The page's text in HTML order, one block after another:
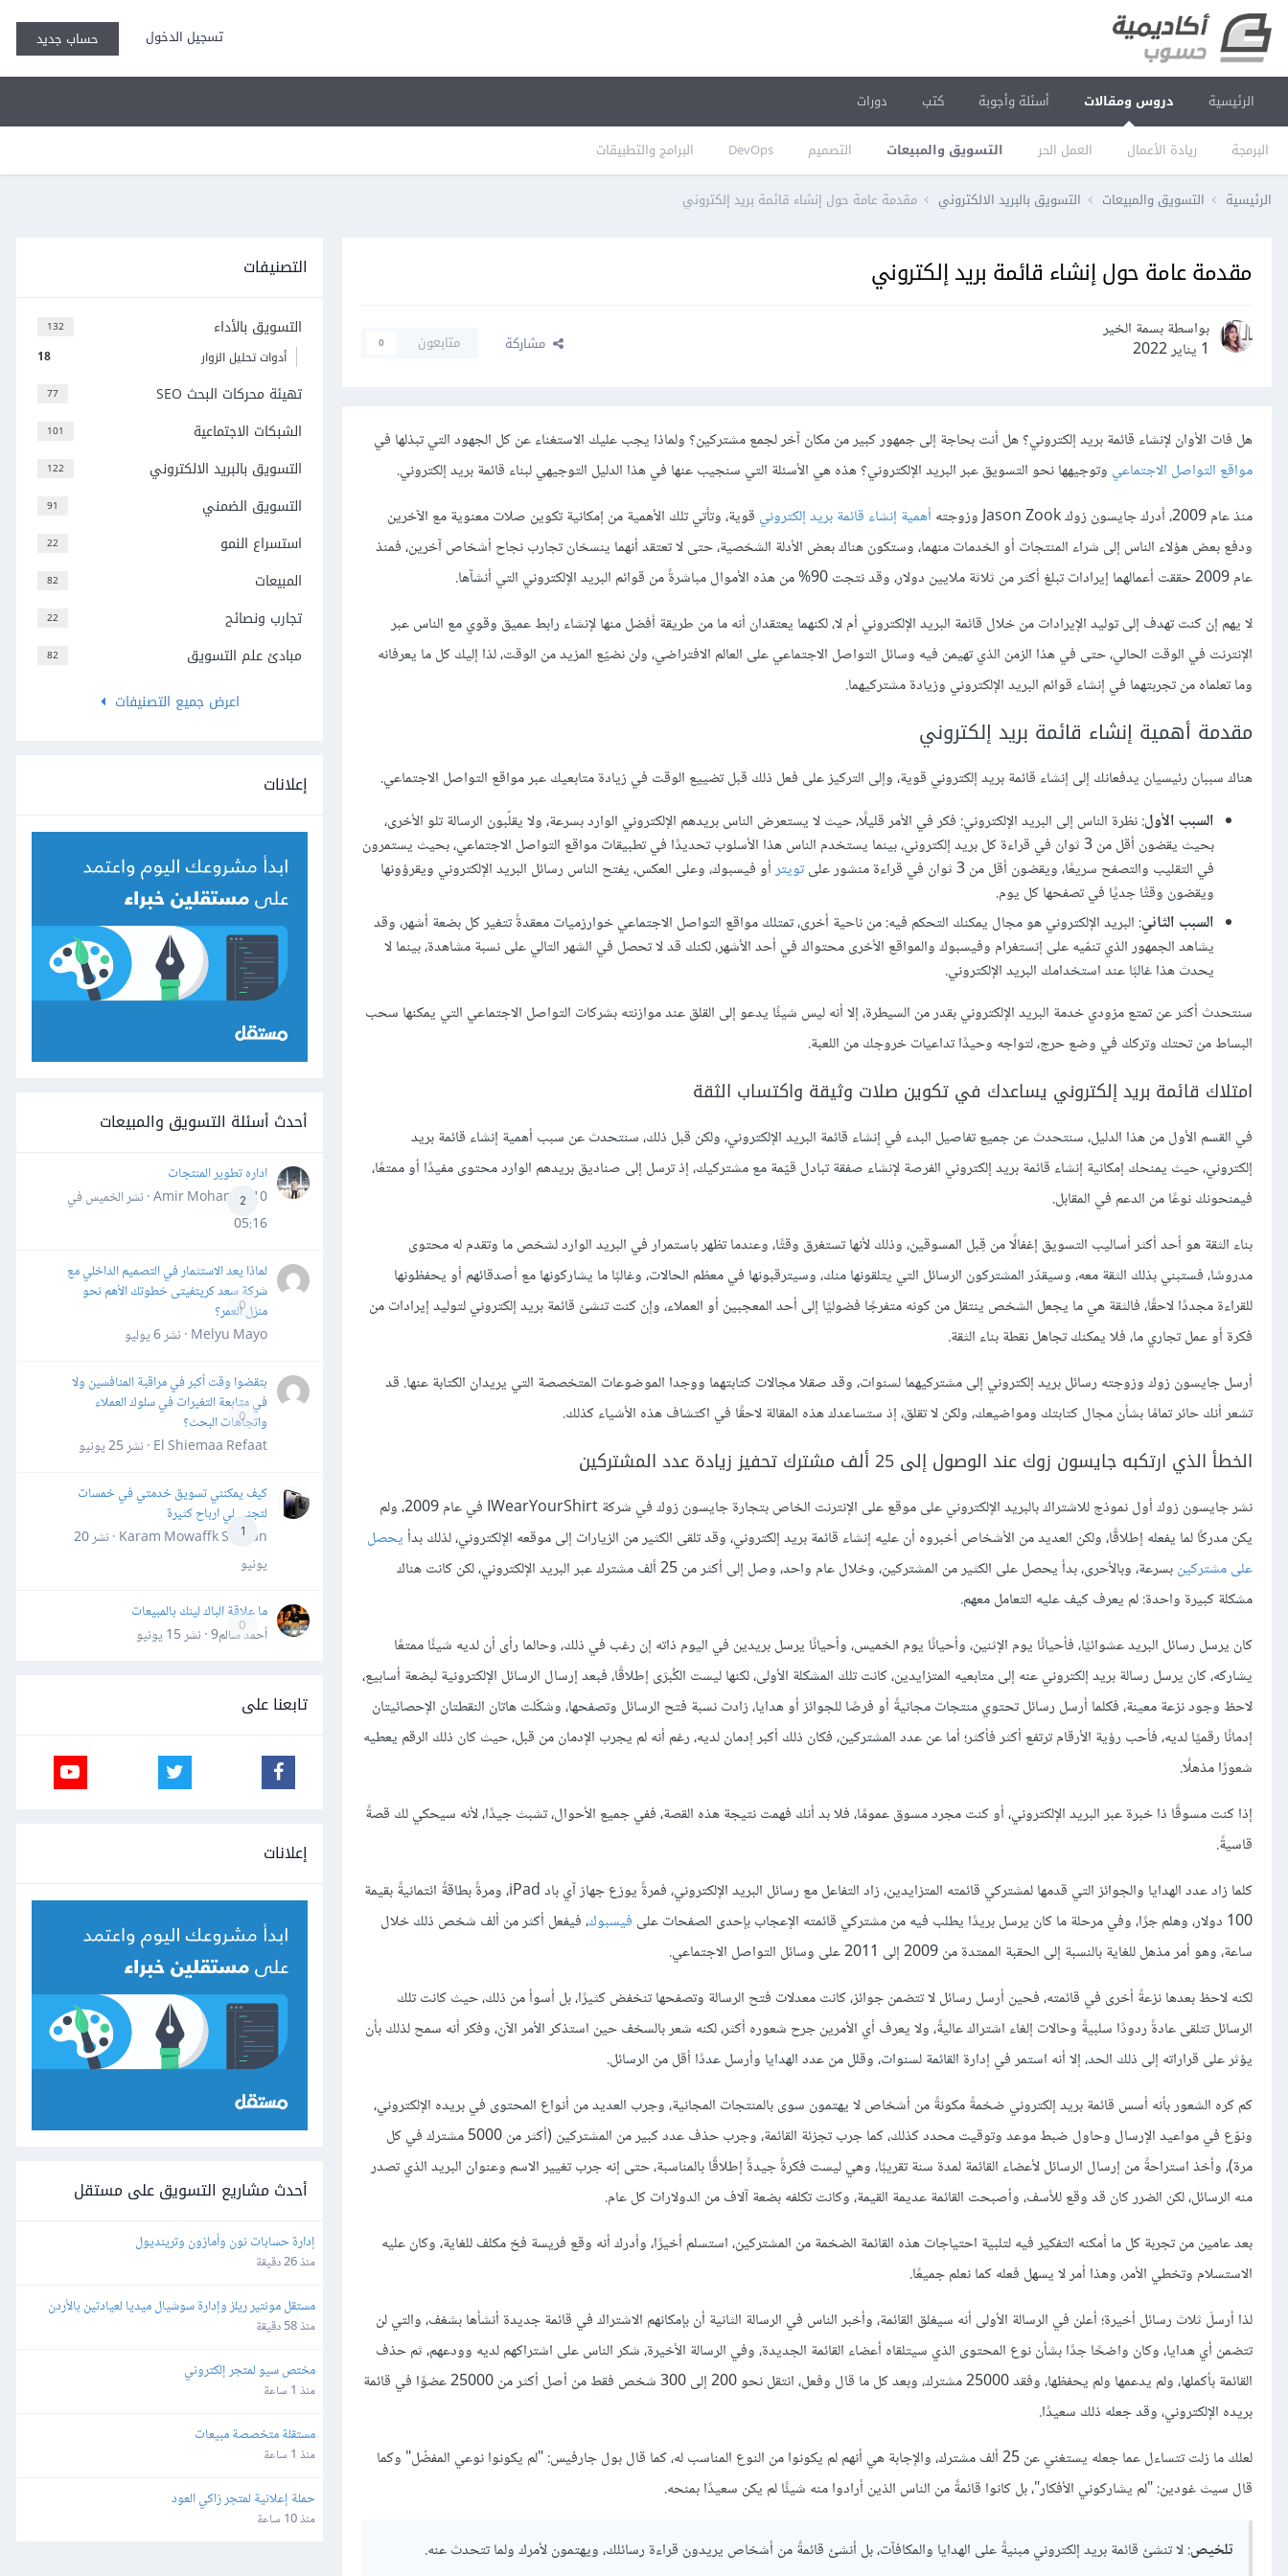
تسجيل الدخول حساب جديد
الرئيسية دروس ومقالات
البرمجة ريادة الأعمال العمل الحر التسويق والمبيعات التصميم DevOps البرامج والتطبيقات
أسئلة وأجوبة كتب دورات
الرئيسية التسويق والمبيعات التسويق بالبريد الالكتروني مقدمة عامة حول إنشاء قائمة بريد إلكتروني
مقدمة عامة حول إنشاء قائمة بريد إلكتروني
بواسطة بسمة الخير
1 يناير 2022
مشاركة متابعون 0
هل فات الأوان لإنشاء قائمة بريد إلكتروني؟ هل أنت بحاجة إلى جمهور كبير من مكان آخر لجمع مشتركين؟ ولماذا يجب عليك الاستغناء عن كل الجهود التي تبذلها في
مواقع التواصل الاجتماعي وتوجيهها نحو التسويق عبر البريد الإلكتروني؟ هذه هي الأسئلة التي سنجيب عنها في هذا الدليل التوجيهي لبناء قائمة بريد إلكتروني.
منذ عام 2009، أدرك جايسون زوك Jason Zook وزوجته
أهمية إنشاء قائمة بريد إلكتروني قوية، وتأتي تلك الأهمية من إمكانية تكوين صلات معنوية مع الآخرين
ودفع بعض هؤلاء الناس إلى شراء المنتجات أو الخدمات منهما، وستكون هناك بعض الأدلة الشخصية، حتى لا تعتقد أنهما ينسخان تجارب نجاح أشخاص آخرين، فمنذ
عام 2009 حققت أعمالهما إيرادات تبلغ أكثر من ثلاثة ملايين دولار، وقد نتجت 90% من هذه الأموال مباشرةً من قوائم البريد الإلكتروني التي أنشآها.
لا يهم إن كنت تهدف إلى توليد الإيرادات من خلال قائمة البريد الإلكتروني أم لا، لكنهما يعتقدان أنه ما من طريقة أفضل منها لإنشاء رابط عميق وقوي مع الناس عبر
الإنترنت في الوقت الحالي، حتى في هذا الزمن الذي تهيمن فيه وسائل التواصل الاجتماعي على العالم الافتراضي، ولن نضيّع المزيد من الوقت، لذا إليك كل ما يعرفانه
وما تعلماه من تجربتهما في إنشاء قوائم البريد الإلكتروني وزيادة مشتركيهما.
مقدمة أهمية إنشاء قائمة بريد إلكتروني
هناك سببان رئيسيان يدفعانك إلى إنشاء قائمة بريد إلكتروني قوية، وإلى التركيز على فعل ذلك قبل تضييع الوقت في زيادة متابعيك عبر مواقع التواصل الاجتماعي.
السبب الأول: نظرة الناس إلى البريد الإلكتروني: فكر في الأمر قليلًا، حيث لا يستعرض الناس بريدهم الإلكتروني الوارد بسرعة، ولا يقلّبون الرسالة تلو الأخرى،
بحيث يقضون أقل من 3 ثوان في قراءة كل بريد إلكتروني، بينما يستخدم الناس هذا الأسلوب تحديدًا في تطبيقات مواقع التواصل الاجتماعي، بحيث يستمرون
في التقليب والتصفح سريعًا، ويقضون أقل من 3 ثوان في قراءة منشور على
تويترأو فيسبوك، وعلى العكس، يفتح الناس رسائل البريد الإلكتروني ويقرؤونها
ويقضون وقتًا جديًا في تصفحها كل يوم.
السبب الثاني: البريد الإلكتروني هو مجال يمكنك التحكم فيه: من ناحية أخرى، تمتلك مواقع التواصل الاجتماعي خوارزميات معقدةً تتغير كل بضعة أشهر، وقد
يشاهد الجمهور الذي تنمّيه على إنستغرام وفيسبوك والمواقع الأخرى محتواك في أحد الأشهر، لكنك قد لا تحصل في الشهر التالي على نسبة مشاهدة، بينما لا
يحدث هذا غالبًا عند استخدامك البريد الإلكتروني.
سنتحدث أكثر عن تمتع مزودي خدمة البريد الإلكتروني بقدر من السيطرة، إلا أنه ليس شيئًا يدعو إلى القلق عند موازنته بشركات التواصل الاجتماعي التي يمكنها سحب
البساط من تحتك وتركك في وضع حرج، لتواجه وحيدًا تداعيات خروجك من اللعبة.
امتلاك قائمة بريد إلكتروني يساعدك في تكوين صلات وثيقة واكتساب الثقة
في القسم الأول من هذا الدليل، سنتحدث عن جميع تفاصيل البدء في إنشاء قائمة البريد الإلكتروني، ولكن قبل ذلك، سنتحدث عن سبب أهمية إنشاء قائمة بريد
إلكتروني، حيث يمنحك إمكانية إنشاء قائمة بريد إلكتروني الفرصة لإنشاء صفقة تبادل قيّمة مع مشتركيك، إذ ترسل إلى صناديق بريدهم الوارد محتوى مفيدًا أو ممتعًا،
فيمنحونك نوعًا من الدعم في المقابل.
بناء الثقة هو أحد أكثر أساليب التسويق إغفالًا من قِبل المسوقين، وذلك لأنها تستغرق وقتًا، وعندما تظهر باستمرار في البريد الوارد لشخص ما وتقدم له محتوى
مدروسًا، فستبني بذلك الثقة معه، وسيقدّر المشتركون الرسائل التي يتلقونها منك، وسيترقبونها في معظم الحالات، وغالبًا ما يشاركونها مع أصدقائهم أو يحفظونها
للقراءة مجددًا لاحقًا، فالثقة هي ما يجعل الشخص ينتقل من كونه متفرجًا فضوليًا إلى أحد المعجبين أو العملاء، وإن كنت تنشئ قائمة بريد إلكتروني لتوليد إيرادات من
فكرة أو عمل تجاري ما، فلا يمكنك تجاهل نقطة بناء الثقة.
أرسل جايسون زوك وزوجته رسائل بريد إلكتروني إلى مشتركيهما لسنوات، وقد صقلا مجالات كتابتهما ووجدا الموضوعات المتخصصة التي يريدان الكتابة عنها. قد
تشعر أنك حائر تمامًا بشأن مجال كتابتك ومواضيعك، ولكن لا تقلق، إذ ستساعدك هذه المقالة لاحقًا في اكتشاف هذه الأشياء كذلك.
الخطأ الذي ارتكبه جايسون زوك عند الوصول إلى 25 ألف مشترك تحفيز زيادة عدد المشتركين
نشر جايسون زوك أول نموذج للاشتراك بالبريد الإلكتروني على موقع على الإنترنت الخاص بتجارة جايسون زوك في شركة IWearYourShirt في عام 2009، ولم
يكن مدركًا لما يفعله إطلاقًا، ولكن العديد من الأشخاص أخبروه أن عليه إنشاء قائمة بريد إلكتروني، وقد تلقى الكثير من الزيارات إلى موقعه الإلكتروني، لذلك بدأيحصل
على مشتركين
بسرعة، وبالأحرى، بدأ يحصل على الكثير من المشتركين، وخلال عام واحد، وصل إلى أكثر من 25 ألف مشترك عبر البريد الإلكتروني، لكن كانت هناك
مشكلة كبيرة واحدة: لم يعرف كيف عليه التعامل معهم.
كان يرسل رسائل البريد عشوائيًا، فأحيانًا يوم الإثنين، وأحيانًا يوم الخميس، وأحيانًا يرسل بريدين في اليوم ذاته إن رغب في ذلك، وحالما رأى أن لديه شيئًا ممتعًا
يشاركه، كان يرسل رسالة بريد إلكتروني عنه إلى متابعيه المتزايدين، كانت تلك المشكلة الأولى، لكنها ليست الكُبرَى إطلاقًا، فبعد إرسال الرسائل الإلكترونية لبضعة أسابيع،
لاحظ وجود نزعة معينة، فكلما أرسل رسائل تحتوي منتجات مجانيةً أو فرصًا للجوائز أو هدايا، زادت نسبة فتح الرسائل وتصفحها، وشكّلت هاتان النقطتان الإحصائيتان
إدمانًا رقميًا لديه، فأحب رؤية الأرقام ترتفع أكثر فأكثر؛ أما عن عدد المشتركين، فكان ذلك أكبر إدمان لديه، رغم أنه لم يجرب الإدمان من قبل، حيث كان ذلك الرقم يعطيه
شعورًا مذهلًا.
إذا كنت مسوقًا ذا خبرة عبر البريد الإلكتروني، أو كنت مجرد مسوق عمومًا، فلا بد أنك فهمت نتيجة هذه القصة، ففي جميع الأحوال، تشبث جيدًا، لأنه سيحكي لك قصةً
قاسيةً.
كلما زاد عدد الهدايا والجوائز التي قدمها لمشتركي قائمته المتزايدين، زاد التفاعل مع رسائل البريد الإلكتروني، فمرةً يوزع جهاز آي باد iPad، ومرةً بطاقةً ائتمانيةً بقيمة
100 دولار، وهلم جرًا، وفي مرحلة ما كان يرسل بريدًا يطلب فيه من مشتركي قائمته الإعجاب بإحدى الصفحات على
فيسبوك، فيفعل أكثر من ألف شخص ذلك خلال
ساعة، وهو أمر مذهل للغاية بالنسبة إلى الحقبة الممتدة من 2009 إلى 2011 على وسائل التواصل الاجتماعي.
لكنه لاحظ بعدها نزعةً أخرى في قائمته، فحين أرسل رسائل لا تتضمن جوائز، كانت معدلات فتح الرسالة وتصفحها تنخفض كثيرًا، بل أسوأ من ذلك، حيث كانت تلك
الرسائل تتلقى عادةً ردودًا سلبيةً وحالات إلغاء اشتراك عاليةً، ولا يعرف أي الأمرين جرح شعوره أكثر، لكنه شعر بالسخف حين استذكر الأمر الآن، وفكر أنه سمح لذلك بأن
يؤثر على قراراته إلى ذلك الحد، إلا أنه استمر في إدارة القائمة لسنوات، وقلل من عدد الهدايا وأرسل عددًا أقل من الرسائل.
كم كره الشعور بأنه أسس قائمة بريد إلكتروني ضخمةً مكونةً من أشخاص لا يهتمون سوى بالمنتجات المجانية، وجرب العديد من أنواع المحتوى في بريده الإلكتروني،
ونوّع في مواعيد الإرسال وحاول ضبط موعد وتوقيت محدد كذلك، كما جرب تجزئة القائمة، وجرب حذف عدد كبير من المشتركين (أكثر من 5000 مشترك في كل
مرة)، وأخذ استراحةً من إرسال الرسائل لأعضاء القائمة لمدة سنة تقريبًا، وهي ليست فكرةً جيدةً إطلاقًا بالمناسبة، حتى إنه جرب تغيير الاسم وعنوان البريد الذي تصدر
منه الرسائل، لكن الضرر كان قد وقع للأسف، وأصبحت القائمة عديمة القيمة، وكانت تكلفه بضعة آلاف من الدولارات كل عام.
بعد عامين من تجربة كل ما أمكنه التفكير فيه لتلبية احتياجات هذه القائمة الضخمة من المشتركين، استسلم أخيرًا، وأدرك أنه وقع فريسة فخ مكلف للغاية، وكان عليه
الاستسلام وتخطي الأمر، وهذا أمر لا يسهل فعله كما نعلم جميعًا.
لذا أرسلَ ثلاث رسائل أخيرة؛ أعلن في الرسالة الأولى أنه سيغلق القائمة، وأخبر الناس في الرسالة الثانية أن بإمكانهم الاشتراك في قائمة جديدة أنشأها بشغف، والتي لن
تتضمن أي هدايا، وكان واضحًا جدًا بشأن نوع المحتوى الذي سيتلقاه أعضاء القائمة الجديدة، وفي الرسالة الأخيرة، شكر الناس على اشتراكهم لديه وودعهم، ثم حذف
القائمة بأكملها، ولم يدعمها ولم يحفظها، وفقد 25000 مشترك، وبعد كل ما قال وفعل، انتقل نحو 200 إلى 300 شخص فقط من أصل أكثر من 25000 عضوًا في قائمة
بريده الإلكتروني، وقد جعله ذلك سعيدًا.
لعلك ما زلت تتساءل عما جعله يستغني عن 25 ألف مشترك، والإجابة هي أنهم لم يكونوا من النوع المناسب له، كما قال بول جارفيس: "لم يكونوا نوعي المفضّل" وكما
قال سيث غودين: "لم يشاركوني الأفكار"، بل كانوا قائمةً من الناس الذين أرادوا منه شيئًا لم يكن سعيدًا بمنحه.
تلخيص: لا تنشئ قائمة بريد إلكتروني مبنيةً على الهدايا والمكافآت، بل أنشئ قائمةً من أشخاص يريدون قراءة رسائلك، ويهتمون لأمرك ولما تتحدث عنه.
التصنيفات
132 التسويق بالأداء
18 أدوات تحليل الزوار
77 تهيئة محركات البحث SEO
101 الشبكات الاجتماعية
122 التسويق بالبريد الالكتروني
91 التسويق الضمني
22 استسراع النمو
82 المبيعات
22 تجارب ونصائح
82
مبادئ علم التسويق
اعرض جميع التصنيفات
إعلانات
أحدث أسئلة التسويق والمبيعات
2
اداره تطوير المنتجات
Amir Mohamed10 · نشر
الخميس في
05:16
0
لماذا يعد الاستثمار في التصميم الداخلي مع
شركة سعد كريتفيتى خطوتك الأهم نحو
منزل العمر؟
Melyu Mayo · نشر
6 يوليو
0
بتقضوا وقت أكبر في مراقبة المنافسين ولا
في متابعة التغيرات في سلوك العملاء
واتجاهات البحث؟
El Shiemaa Refaat · نشر
25 يونيو
1
كيف يمكنني تسويق خدمتي في خمسات
لتجني لي ارباح كثيرة
Karam Mowaffk Sarhan · نشر
20
يونيو
0
ما علاقة الباك لينك بالمبيعات
أحمد سالم9 · نشر
15 يونيو
تابعنا على
إعلانات
أحدث مشاريع التسويق على مستقل
إدارة حسابات نون وأمازون وترينديول
منذ 26 دقيقة
وألمانيا
منذ 58 دقيقة
مختص سيو لمتجر إلكتروني
منذ 1 ساعة
مستقلة متخصصة مبيعات
منذ 1 ساعة
حملة إعلانية لمتجر زاكي العود
منذ 10 ساعة